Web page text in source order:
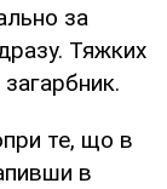
за
Тяжких
те, що в
в